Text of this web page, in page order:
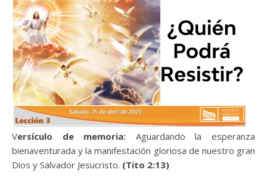
Versículo de memoria: Aguardando la esperanza
bienaventurada y la manifestación gloriosa de nuestro gran
Dios y Salvador Jesucristo. (Tito 2:13)